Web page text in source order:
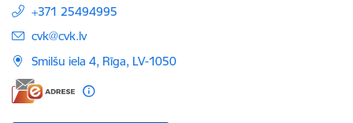
+371 25494995
E-pasts:
cvk@cvk.lv
Smilšu iela 4, Rīga, LV-1050